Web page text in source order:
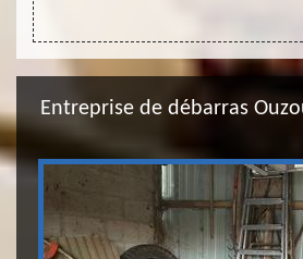
Entreprise de débarras